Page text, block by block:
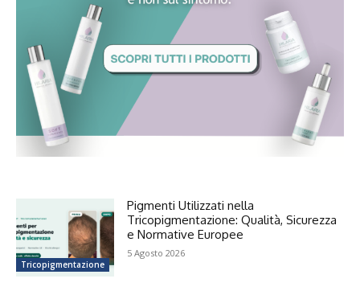
Tricopigmentazione
Pigmenti Utilizzati nella
Tricopigmentazione: Qualità, Sicurezza
e Normative Europee
5 Agosto 2026